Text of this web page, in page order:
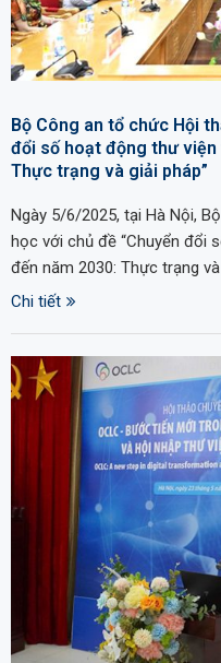
Bộ Công an tổ chức Hội
đổi số hoạt động thư viện
Thực trạng và giải pháp”
Ngày 5/6/2025, tại Hà Nội,
học với chủ đề “Chuyển đổi
đến năm 2030: Thực trạng
Chi tiết